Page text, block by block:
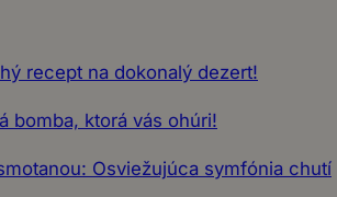
recept na dokonalý dezert!
bomba, ktorá vás ohúri!
Osviežujúca symfónia chutí